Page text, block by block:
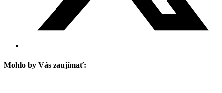
Mohlo by Vás zaujímať: